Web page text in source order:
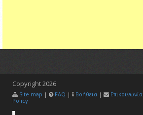
Copyright2026
Site map | FAQ | Βοήθεια | Επικοινωνία
Policy